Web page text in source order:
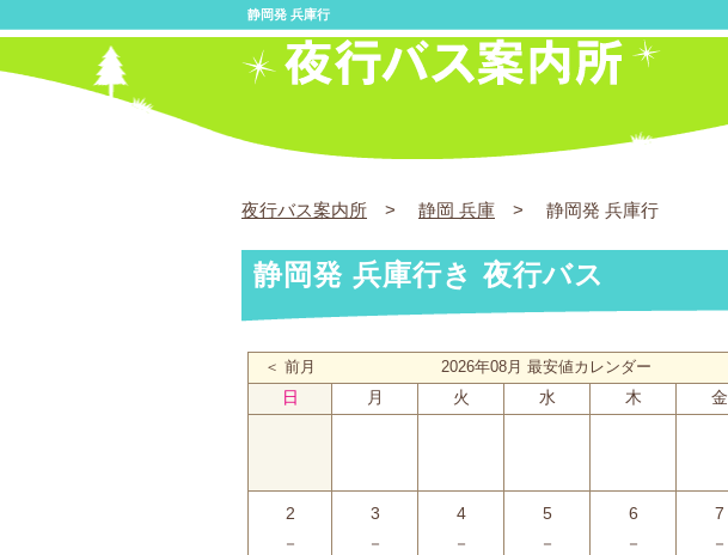
静岡発 兵庫行
夜行バス案内所 > 静岡 兵庫 > 静岡発 兵庫行
静岡発 兵庫行き 夜行バス
＜ 前月 2026年08月 最安値カレンダー
日 月 火 水 木 金
2
－
3
－
4
－
5
－
6
－
7
－